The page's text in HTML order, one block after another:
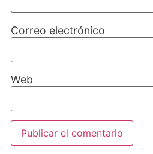
Correo electrónico
Web